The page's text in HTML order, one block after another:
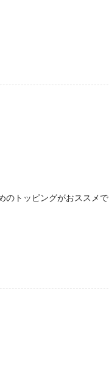
のトッピングがおススメで